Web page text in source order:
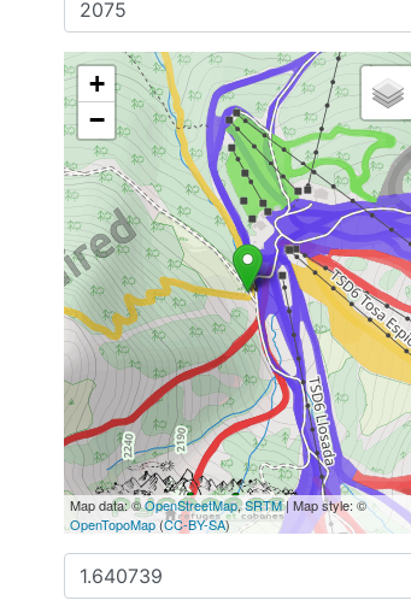
+
−
Map data: ©OpenStreetMap,SRTM| Map style: ©
OpenTopoMap (CC-BY-SA)